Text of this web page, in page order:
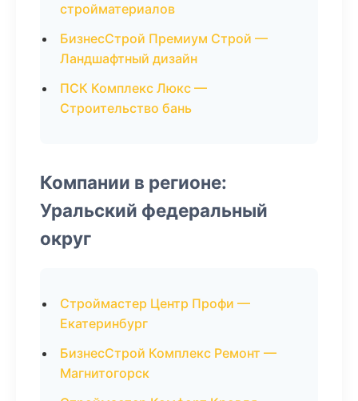
стройматериалов
БизнесСтрой Премиум Строй —
Ландшафтный дизайн
ПСК Комплекс Люкс —
Строительство бань
Компании в регионе:
Уральский федеральный
округ
Строймастер Центр Профи —
Екатеринбург
БизнесСтрой Комплекс Ремонт —
Магнитогорск